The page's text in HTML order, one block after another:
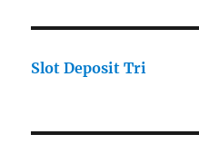
Slot Deposit Tri